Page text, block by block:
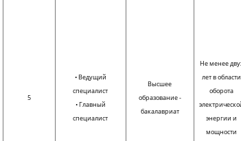
5
• Ведущий
специалист
• Главный
специалист
Высшее
образование -
бакалавриат
Не менее
лет в области
оборота
энергии и
мощности